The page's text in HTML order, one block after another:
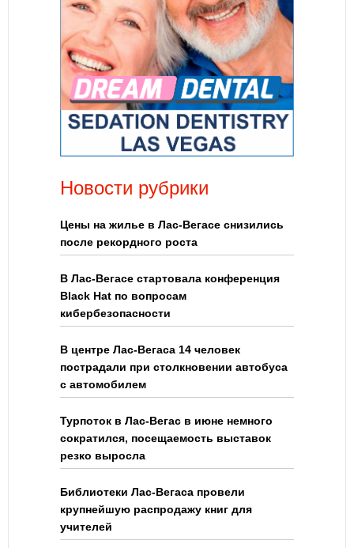
Новости рубрики
Цены на жилье в Лас-Вегасе снизились
после рекордного роста
В Лас-Вегасе стартовала конференция
Black Hat по вопросам
кибербезопасности
В центре Лас-Вегаса 14 человек
пострадали при столкновении автобуса
с автомобилем
Турпоток в Лас-Вегас в июне немного
сократился, посещаемость выставок
резко выросла
Библиотеки Лас-Вегаса провели
крупнейшую распродажу книг для
учителей